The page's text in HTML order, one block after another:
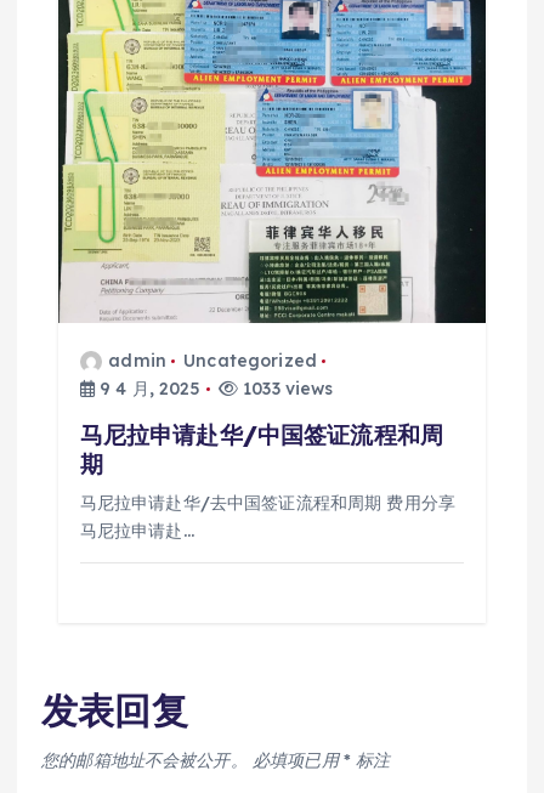
admin
Uncategorized
9 4 月, 2025
1033 views
马尼拉申请赴华/中国签证流程和周
期
马尼拉申请赴华/去中国签证流程和周期 费用分享
马尼拉申请赴…
发表回复
您的邮箱地址不会被公开。 必填项已用* 标注